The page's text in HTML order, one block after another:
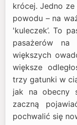
krócej. Jedno
powodu – na
'kuleczek’. To
pasażerów
większych
większe
trzy gatunki w
jak na obecny
zaczną
pochwalić się